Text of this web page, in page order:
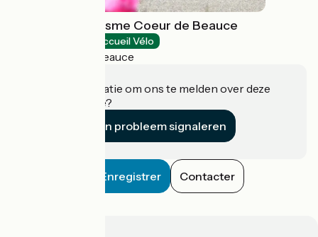
Maison du Tourisme Coeur de Beauce
Accueil Vélo
Orgères-en-Beauce
Heeft u informatie om ons te melden over deze
accommodatie?
Een probleem signaleren
Enregistrer Contacter